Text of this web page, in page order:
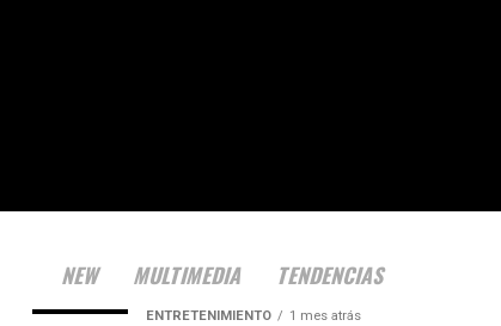
NEW MULTIMEDIA TENDENCIAS
ENTRETENIMIENTO 1 mes atrás